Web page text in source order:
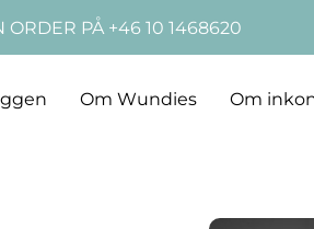
ORDER PÅ +46 10 1468620
Om Wundies Om